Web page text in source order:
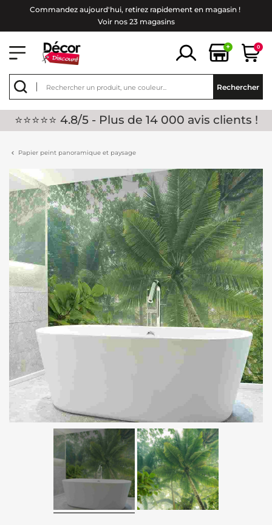
Commandez aujourd'hui, retirez rapidement en magasin !
Voir nos 23 magasins
+ 0
Rechercher
⭐⭐⭐⭐⭐ 4.8/5 - Plus de 14 000 avis clients !
Papier peint panoramique et paysage